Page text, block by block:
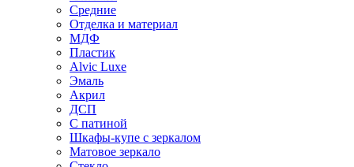
Средние
Отделка и материал
МДФ
Пластик
Alvic Luxe
Эмаль
Акрил
ДСП
С патиной
Шкафы-купе с зеркалом
Матовое зеркало